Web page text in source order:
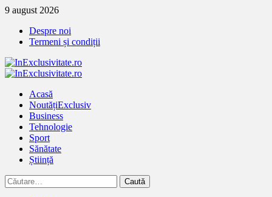
Treci
continut
9 august 2026
Despre noi
Termeni și condiții
Primary
Acasă
NoutățiExclusiv
Business
Tehnologie
Sport
Sănătate
Știință
Caută
după: